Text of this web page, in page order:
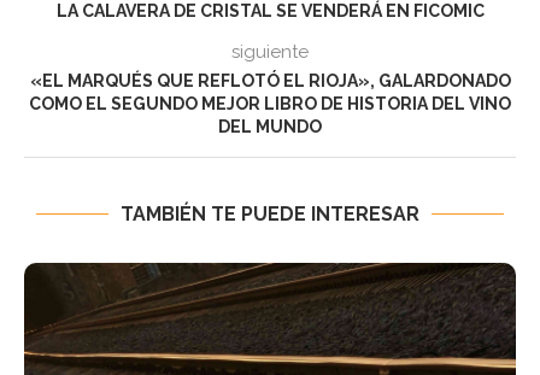
LA CALAVERA DE CRISTAL SE VENDERÁ EN FICOMIC
siguiente
«EL MARQUÉS QUE REFLOTÓ EL RIOJA», GALARDONADO
COMO EL SEGUNDO MEJOR LIBRO DE HISTORIA DEL VINO
DEL MUNDO
TAMBIÉN TE PUEDE INTERESAR